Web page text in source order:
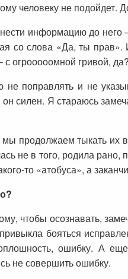
человеку не подойдет.
информацию до него
со слова «Да, ты прав».
с огрооооомной гривой,
не поправлять и не
силен. Я стараюсь
мы продолжаем тыкать
не в того, родила
то «атобуса», а
чтобы осознавать,
бояться
ошибку. А
не совершить ошибку.